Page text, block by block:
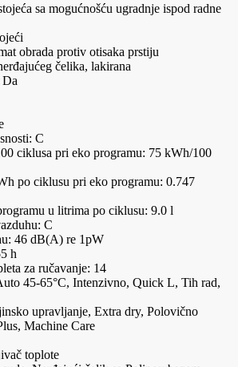
sa mogućnošću ugradnje ispod radne
obrada protiv otisaka prstiju
čelika, lakirana
Da
C
ciklusa pri eko programu: 75 kWh/100
po ciklusu pri eko programu: 0.747
u litrima po ciklusu: 9.0 l
C
46 dB(A) re 1pW
h
za ručavanje: 14
45-65°C, Intenzivno, Quick L, Tih rad,
upravljanje, Extra dry, Polovično
Machine Care
toplote